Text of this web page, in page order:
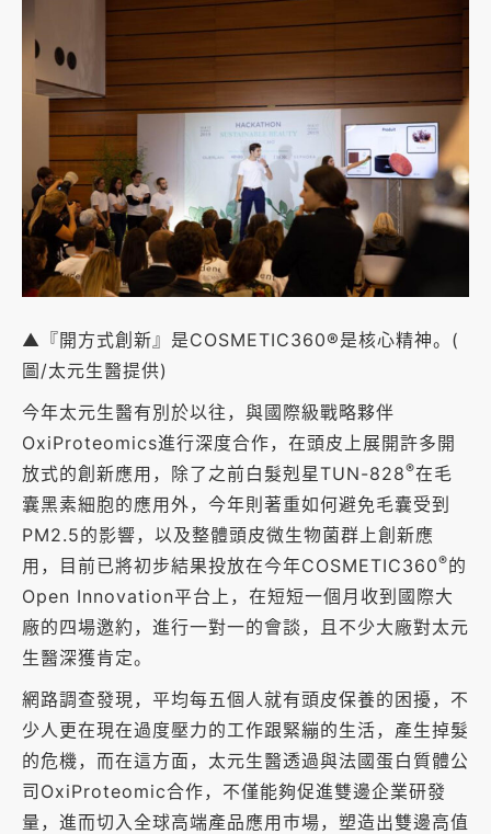
▲『開方式創新』是COSMETIC360®是核心精神。(
圖/太元生醫提供)
今年太元生醫有別於以往，與國際級戰略夥伴
OxiProteomics進行深度合作，在頭皮上展開許多開
放式的創新應用，除了之前白髮剋星TUN-828®在毛
囊黑素細胞的應用外，今年則著重如何避免毛囊受到
PM2.5的影響，以及整體頭皮微生物菌群上創新應
用，目前已將初步結果投放在今年COSMETIC360®的
Open Innovation平台上，在短短一個月收到國際大
廠的四場邀約，進行一對一的會談，且不少大廠對太元
生醫深獲肯定。
網路調查發現，平均每五個人就有頭皮保養的困擾，不
少人更在現在過度壓力的工作跟緊繃的生活，產生掉髮
的危機，而在這方面，太元生醫透過與法國蛋白質體公
司OxiProteomic合作，不僅能夠促進雙邊企業研發
量，進而切入全球高端產品應用市場，塑造出雙邊高值